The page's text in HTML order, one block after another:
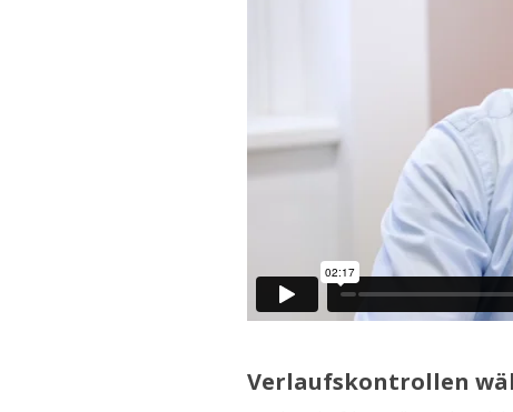
Verlaufskontrollen